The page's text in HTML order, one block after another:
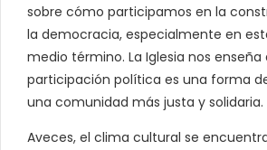
sobre cómo participamos en la
la democracia, especialmente en
medio término. La Iglesia nos enseña
participación política es una forma
una comunidad más justa y solidaria.
Aveces, el clima cultural se